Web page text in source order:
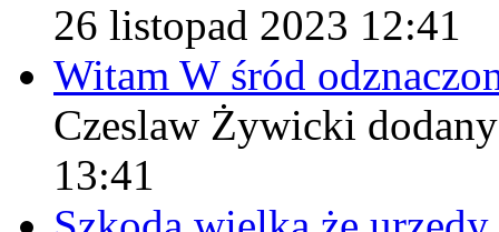
26 listopad 2023 12:41
Witam W śród
Czeslaw Żywicki
13:41